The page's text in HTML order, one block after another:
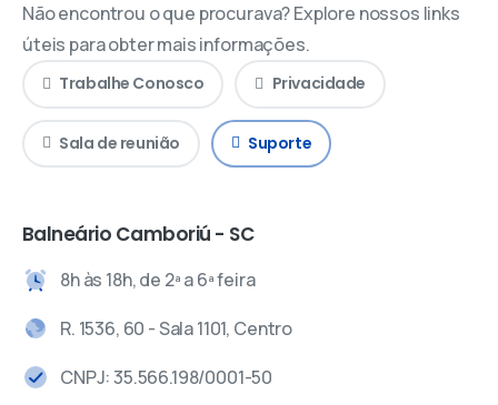
Não encontrou o que procurava? Explore nossos links
úteis para obter mais informações.
Trabalhe Conosco Privacidade
Sala de reunião Suporte
Balneário Camboriú - SC
8h às 18h, de 2ª a 6ª feira
R. 1536, 60 - Sala 1101, Centro
CNPJ: 35.566.198/0001-50